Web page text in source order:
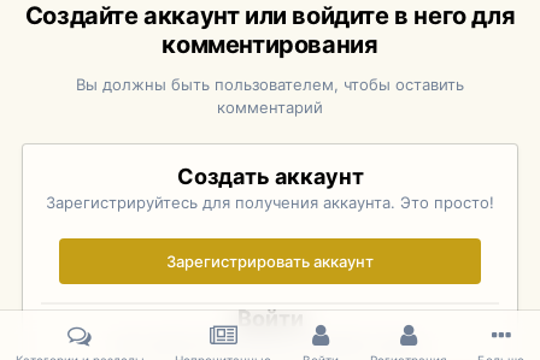
Создайте аккаунт или войдите в него для
комментирования
Вы должны быть пользователем, чтобы оставить
комментарий
Создать аккаунт
Зарегистрируйтесь для получения аккаунта. Это просто!
Зарегистрировать аккаунт
Войти
Уже зарегистрированы? Войдите здесь.